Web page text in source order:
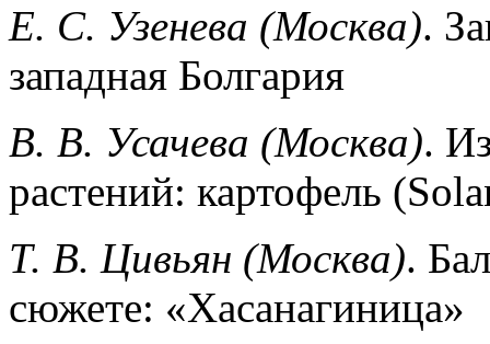
Е. С. Узенева (Москва).
западная Болгария
В. В. Усачева (Москва).
растений: картофель
Т. В. Цивьян (Москва).
сюжете: «Хасанагиница»